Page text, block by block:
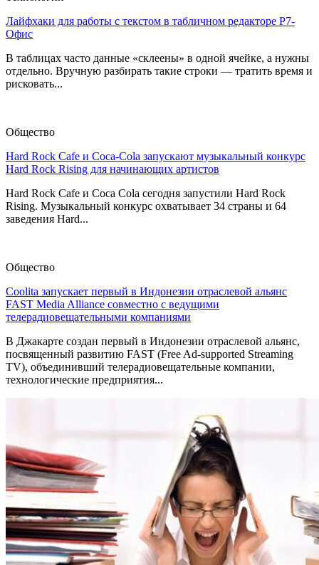
Лайфхаки для работы с текстом в табличном редакторе Р7-
Офис
В таблицах часто данные «склеены» в одной ячейке, а нужны
отдельно. Вручную разбирать такие строки — тратить время и
рисковать...
Общество
Hard Rock Cafe и Coca-Cola запускают музыкальный конкурс
Hard Rock Rising для начинающих артистов
Hard Rock Cafe и Coca Cola сегодня запустили Hard Rock
Rising. Музыкальный конкурс охватывает 34 страны и 64
заведения Hard...
Общество
Coolita запускает первый в Индонезии отраслевой альянс
FAST Media Alliance совместно с ведущими
телерадиовещательными компаниями
В Джакарте создан первый в Индонезии отраслевой альянс,
посвященный развитию FAST (Free Ad-supported Streaming
TV), объединивший телерадиовещательные компании,
технологические предприятия...